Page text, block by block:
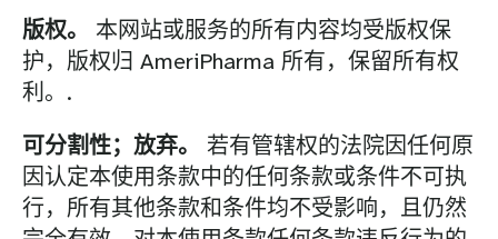
版权。
本网站或服务的所有内容均受版权保
护，版权归 AmeriPharma 所有，保留所有权
利。.
可分割性；放弃。
若有管辖权的法院因任何原
因认定本使用条款中的任何条款或条件不可执
行，所有其他条款和条件均不受影响，且仍然